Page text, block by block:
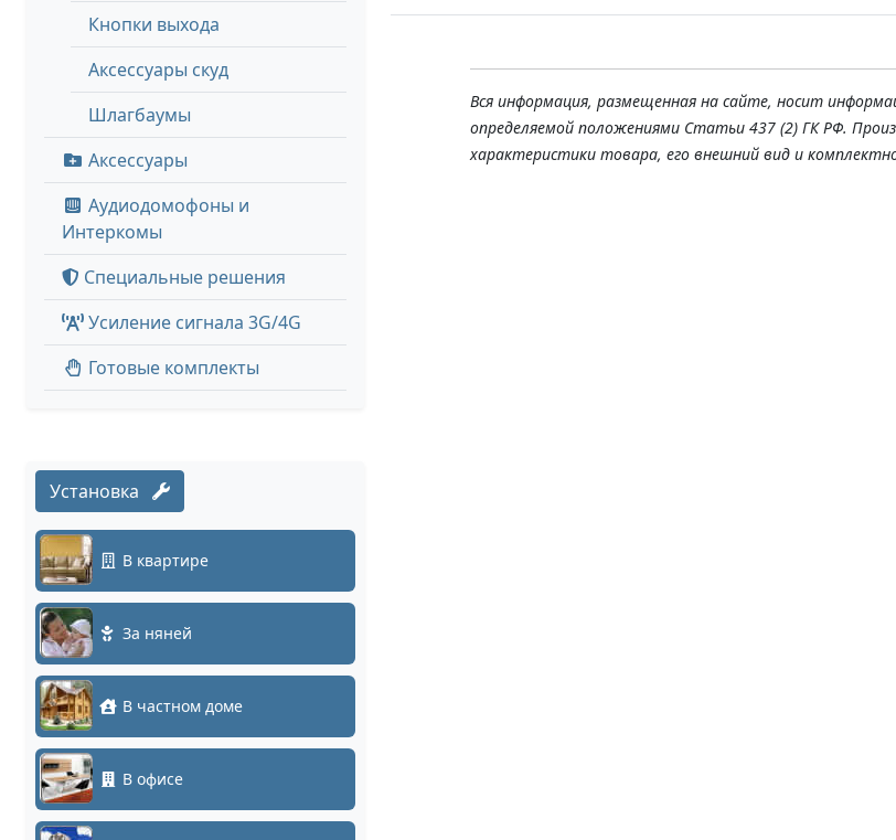
Кнопки выхода
Аксессуары скуд
Шлагбаумы
Аксессуары
Аудиодомофоны и
Интеркомы
Специальные решения
Усиление сигнала 3G/4G
Готовые комплекты
Установка
В квартире
За няней
В частном доме
В офисе
Вся информация, размещенная на сайте, носит
определяемой положениями Статьи 437 (2) ГК РФ.
характеристики товара, его внешний вид и